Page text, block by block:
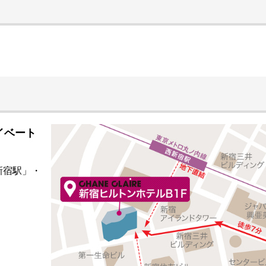
ート
駅」・